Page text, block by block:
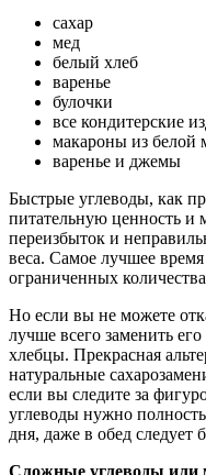
сахар
мед
белый хлеб
варенье
булочки
все кондитерские
макароны из белой
варенье и джемы
Быстрые углеводы, как
питательную ценность и
переизбыток и
веса. Самое лучшее
ограниченных
Но если вы не можете
лучше всего заменить
хлебцы. Прекрасная
натуральные
если вы следите за
углеводы нужно
дня, даже в обед
Сложные углеводы или